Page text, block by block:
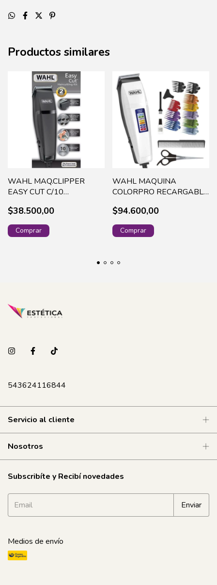
Productos similares
WAHL MAQ.CLIPPER
EASY CUT C/10
$38.500,00
WAHL MAQUINA
COLORPRO RECARGABLE
$94.600,00
543624116844
Servicio al cliente
Nosotros
Subscribíte y Recibí novedades
Medios de envío